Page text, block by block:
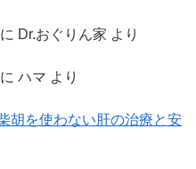
に Dr.おぐりん家 より
に ハマ より
胡を使わない肝の治療と安